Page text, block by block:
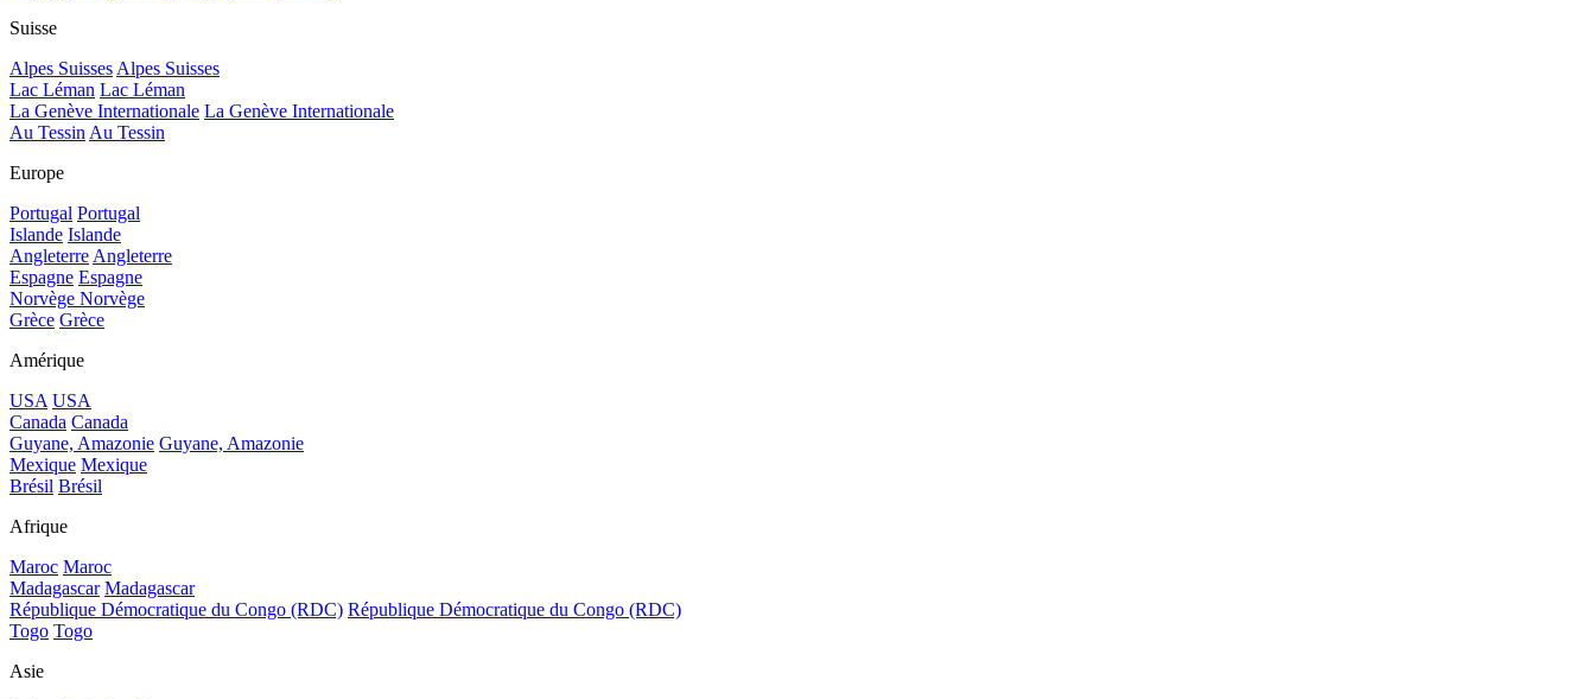
Suisse
Alpes Suisses Alpes Suisses
Lac Léman Lac Léman
La Genève Internationale La Genève Internationale
Au Tessin Au Tessin
Europe
Portugal Portugal
Islande Islande
Angleterre Angleterre
Espagne Espagne
Norvège Norvège
Grèce Grèce
Amérique
USA USA
Canada Canada
Guyane, Amazonie Guyane, Amazonie
Mexique Mexique
Brésil Brésil
Afrique
Maroc Maroc
Madagascar Madagascar
République Démocratique du Congo (RDC) République Démocratique du Congo (RDC)
Togo Togo
Asie